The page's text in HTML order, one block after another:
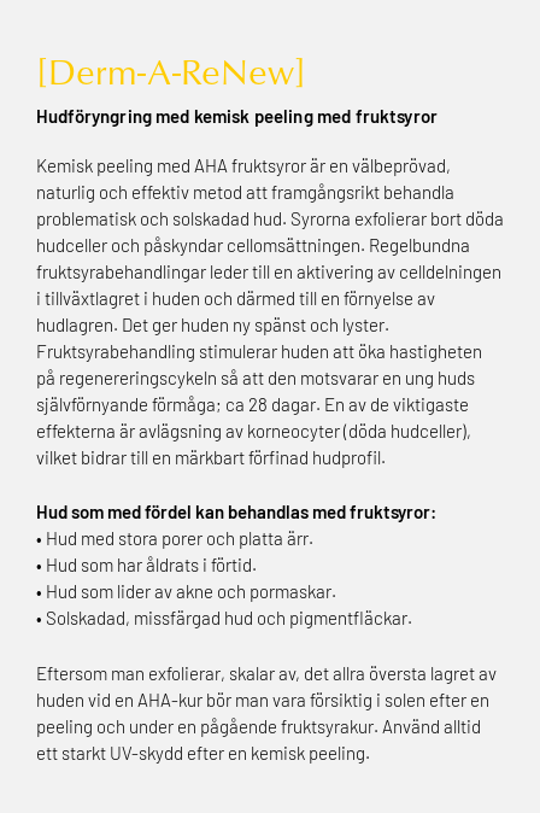
[Derm-A-ReNew]
Hudföryngring med kemisk peeling med fruktsyror
Kemisk peeling med AHA fruktsyror är en välbeprövad,
naturlig och effektiv metod att framgångsrikt behandla
problematisk och solskadad hud. Syrorna exfolierar bort döda
hudceller och påskyndar cellomsättningen. Regelbundna
fruktsyrabehandlingar leder till en aktivering av celldelningen
i tillväxtlagret i huden och därmed till en förnyelse av
hudlagren. Det ger huden ny spänst och lyster.
Fruktsyrabehandling stimulerar huden att öka hastigheten
på regenereringscykeln så att den motsvarar en ung huds
självförnyande förmåga; ca 28 dagar. En av de viktigaste
effekterna är avlägsning av korneocyter (döda hudceller),
vilket bidrar till en märkbart förfinad hudprofil.
Hud som med fördel kan behandlas med fruktsyror:
• Hud med stora porer och platta ärr.
• Hud som har åldrats i förtid.
• Hud som lider av akne och pormaskar.
• Solskadad, missfärgad hud och pigmentfläckar.
Eftersom man exfolierar, skalar av, det allra översta lagret av
huden vid en AHA-kur bör man vara försiktig i solen efter en
peeling och under en pågående fruktsyrakur. Använd alltid
ett starkt UV-skydd efter en kemisk peeling.